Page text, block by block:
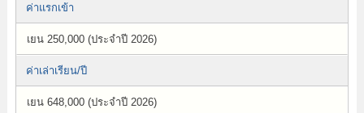
ค่าแรกเข้า
เยน 250,000 (ประจำปี 2026)
ค่าเล่าเรียน/ปี
เยน 648,000 (ประจำปี 2026)